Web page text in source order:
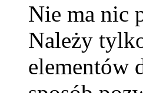
Nie ma nic
Należy
elementów